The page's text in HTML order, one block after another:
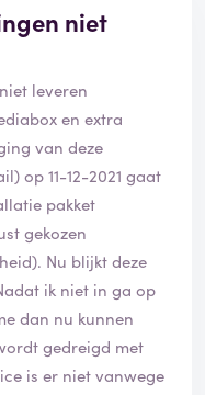
over Ziggo
macht Ziggo
op Google
over dit bedrijf.
niet
leveren
en extra
van deze
op 11-12-2021 gaat
pakket
gekozen
Nu blijkt deze
ik niet in ga op
dan nu kunnen
gedreigd met
is er niet vanwege